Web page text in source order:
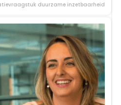
duurzame inzetbaarheid